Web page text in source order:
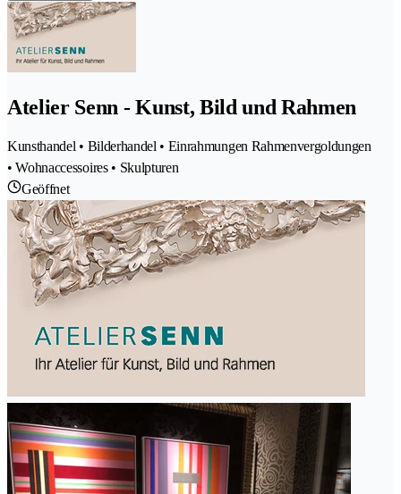
Atelier Senn - Kunst, Bild und Rahmen
Kunsthandel • Bilderhandel • Einrahmungen Rahmenvergoldungen
• Wohnaccessoires • Skulpturen
Geöffnet